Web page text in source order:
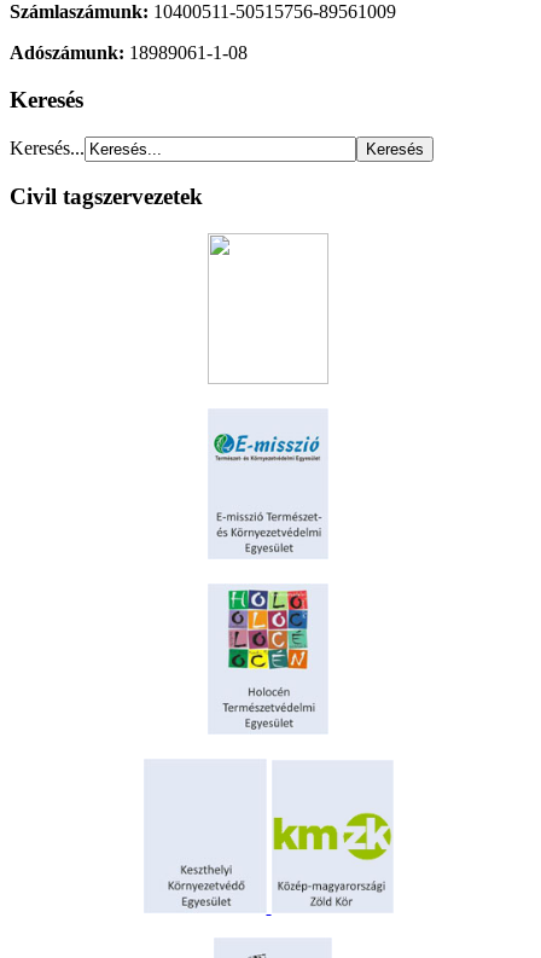
Számlaszámunk: 10400511-50515756-89561009
Adószámunk: 18989061-1-08
Keresés
Keresés...
Civil tagszervezetek